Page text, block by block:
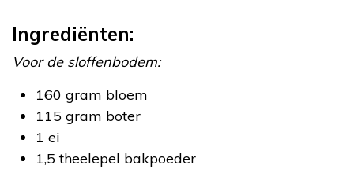
Ingrediënten:
Voor de sloffenbodem:
160 gram bloem
115 gram boter
1 ei
1,5 theelepel bakpoeder